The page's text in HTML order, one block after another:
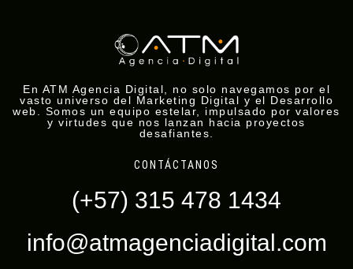
CONTÁCTANOS
(+57) 315 478 1434
info@atmagenciadigital.com
En ATM Agencia Digital, no solo navegamos por el
vasto universo del Marketing Digital y el Desarrollo
web. Somos un equipo estelar, impulsado por valores
y virtudes que nos lanzan hacia proyectos
desafiantes.